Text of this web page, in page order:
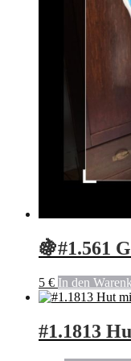
🍇#1.561
5 € In den
#1.1813